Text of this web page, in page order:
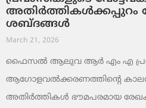
അതിർത്തികൾക്കപ്പുറം
ശബ്ദങ്ങൾ
March 21, 2026
ഫൈസൽ ആലുവ ആർ എം എ
ആഗോളവൽക്കരണത്തിന്റെ
അതിർത്തികൾ ഭൗമപരമായ